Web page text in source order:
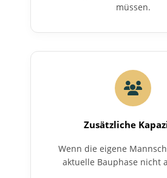
müssen.
Zusätzliche
Wenn die eigene
aktuelle Bauphase nicht